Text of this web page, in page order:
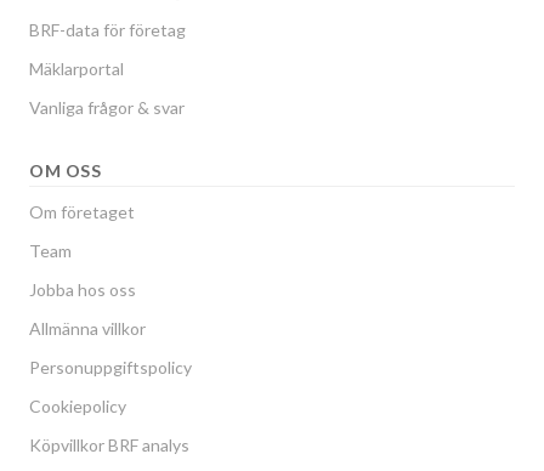
BRF-data för företag
Mäklarportal
Vanliga frågor & svar
OM OSS
Om företaget
Team
Jobba hos oss
Allmänna villkor
Personuppgiftspolicy
Cookiepolicy
Köpvillkor BRF analys